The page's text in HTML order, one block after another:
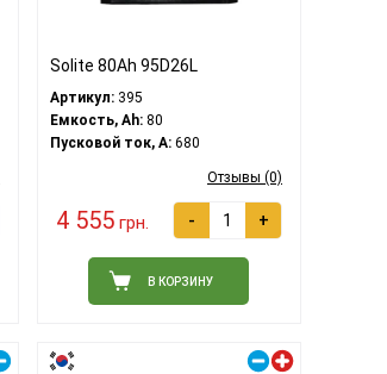
Solite 80Ah 95D26L
Артикул:395
Емкость, Ah:80
Пусковой ток, A:680
Отзывы (0)
4 555грн. - +
В КОРЗИНУ